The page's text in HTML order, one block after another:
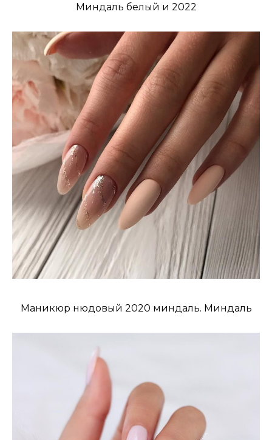
Миндаль белый и 2022
Маникюр нюдовый 2020 миндаль. Миндаль